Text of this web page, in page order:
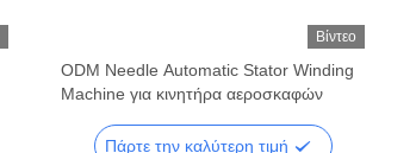
Βίντεο
ODM Needle Automatic Stator Winding
Machine για κινητήρα αεροσκαφών
Πάρτε την καλύτερη τιμή